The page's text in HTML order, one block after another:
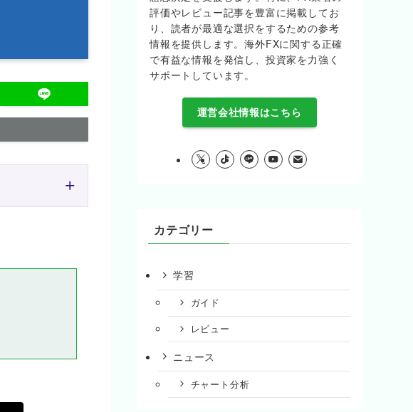
評価やレビュー記事を豊富に掲載してお
り、読者が最適な選択をするための参考
情報を提供します。海外FXに関する正確
で有益な情報を発信し、投資家を力強く
サポートしています。
運営会社情報はこちら
カテゴリー
学習
ガイド
レビュー
ニュース
チャート分析